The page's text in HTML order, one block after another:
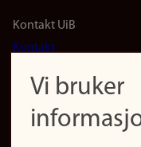
Footer
(no)
Kontakt UiB
Kontakt
Finn forsker
Presse
Vi bruker